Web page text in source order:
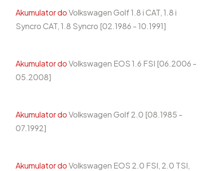
Akumulator doVolkswagen Golf 1.8 i CAT, 1.8 i
Syncro CAT, 1.8 Syncro [02.1986 - 10.1991]
Akumulator doVolkswagen EOS 1.6 FSI [06.2006 -
05.2008]
Akumulator doVolkswagen Golf 2.0 [08.1985 -
07.1992]
Akumulator doVolkswagen EOS 2.0 FSI, 2.0 TSI,